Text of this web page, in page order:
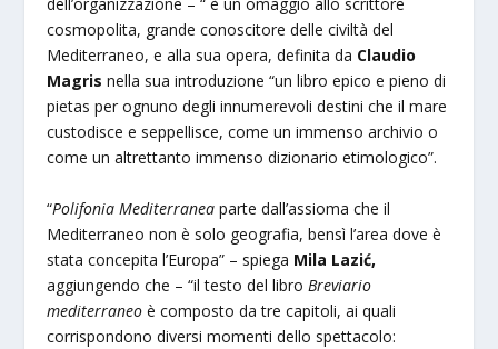
cosmopolita, grande conoscitore delle civiltà del
Mediterraneo, e alla sua opera, definita da Claudio
Magris nella sua introduzione “un libro epico e pieno di
pietas per ognuno degli innumerevoli destini che il mare
custodisce e seppellisce, come un immenso archivio o
come un altrettanto immenso dizionario etimologico”.
“Polifonia Mediterranea parte dall’assioma che il
Mediterraneo non è solo geografia, bensì l’area dove è
stata concepita l’Europa” – spiega Mila Lazić,
aggiungendo che – “il testo del libro Breviario
mediterraneo è composto da tre capitoli, ai quali
corrispondono diversi momenti dello spettacolo: